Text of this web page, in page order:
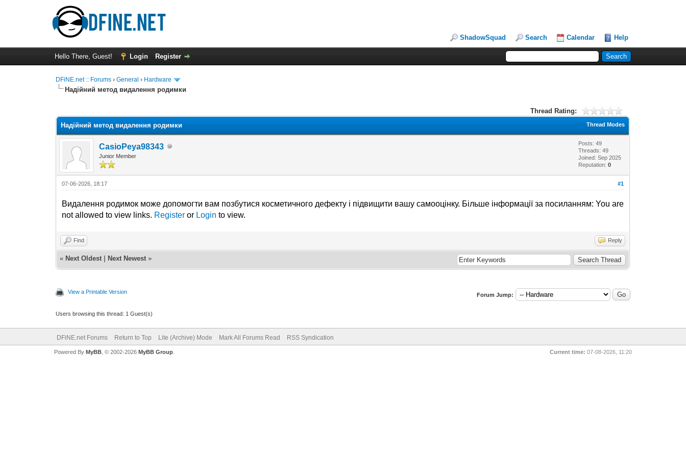
ShadowSquad Search Calendar Help
Hello There, Guest! Login Register
DFiNE.net :: Forums ›General › Hardware
Надійний метод видалення родимки
Thread Rating:
Thread Modes
Надійний метод видалення родимки
CasioPeya98343
Junior Member
Posts: 49
Threads: 49
Joined: Sep 2025
Reputation:0
#1
07-06-2026, 18:17
Видалення родимок може допомогти вам позбутися косметичного дефекту і підвищити вашу самооцінку. Більше інформації за посиланням: You are
not allowed to view links. Register or Login to view.
Find Reply
« Next Oldest Next Newest »
View a Printable Version Forum Jump:
Users browsing this thread: 1 Guest(s)
DFiNE.net Forums Return to Top Lite (Archive) Mode Mark All Forums Read RSS Syndication
Current time: 07-08-2026, 11:20
Powered By MyBB, © 2002-2026 MyBB Group.